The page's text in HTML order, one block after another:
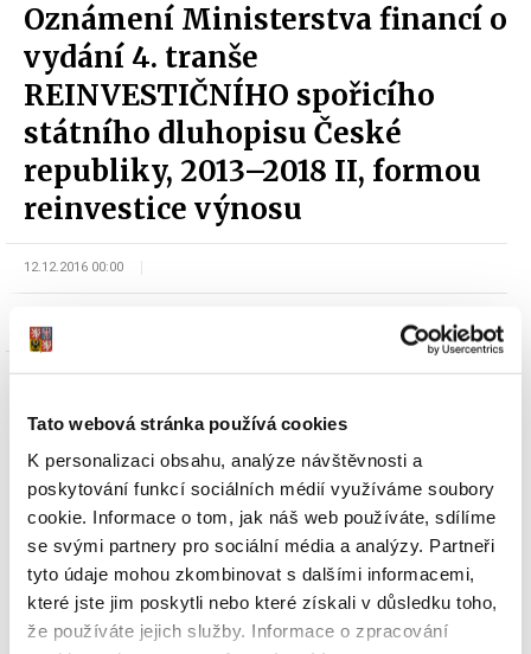
Tato webová stránka používá cookies
K personalizaci obsahu, analýze návštěvnosti a
poskytování funkcí sociálních médií využíváme soubory
cookie. Informace o tom, jak náš web používáte, sdílíme
se svými partnery pro sociální média a analýzy. Partneři
tyto údaje mohou zkombinovat s dalšími informacemi,
které jste jim poskytli nebo které získali v důsledku toho,
že používáte jejich služby. Informace o zpracování
Oznámení Ministerstva financí o
vydání 4. tranše
REINVESTIČNÍHO spořicího
státního dluhopisu České
republiky, 2013–2018 II, formou
reinvestice výnosu
12.12.2016 00:00
Dokumenty ke stažení
Oznámení o vydání 4. tranše
REINVESTIČNÍHO spořicího státního